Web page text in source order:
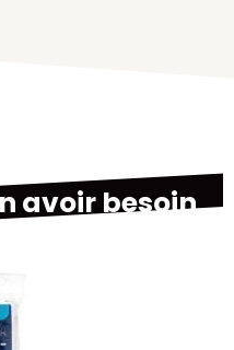
avoir besoin